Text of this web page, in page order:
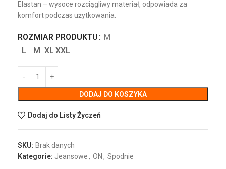
Elastan – wysoce rozciągliwy materiał, odpowiada za
komfort podczas użytkowania.
ROZMIAR PRODUKTU
M
L
M XL XXL
DODAJ DO KOSZYKA
Dodaj do Listy Życzeń
SKU: Brak danych
Kategorie: Jeansowe, ON , Spodnie